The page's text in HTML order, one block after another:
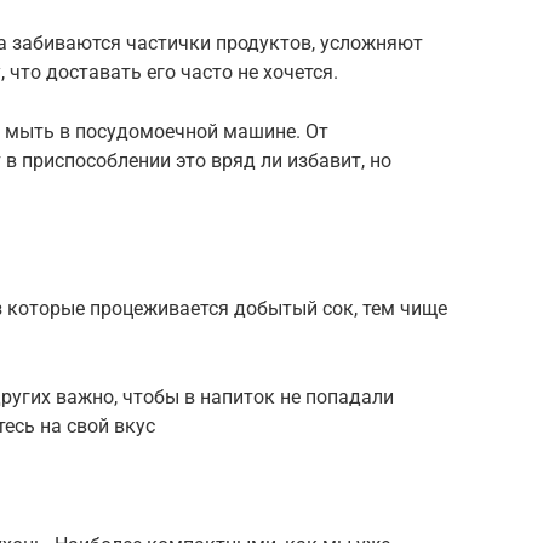
частички продуктов, усложняют
доставать его часто не хочется.
мыть в посудомоечной машине. От
приспособлении это вряд ли избавит, но
процеживается добытый сок, тем чище
важно, чтобы в напиток не попадали
на свой вкус